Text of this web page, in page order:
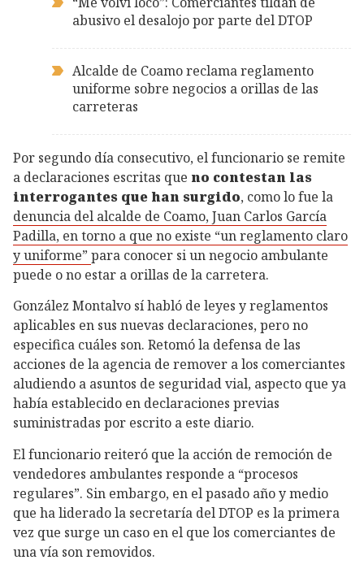
abusivo el desalojo por parte del DTOP
Alcalde de Coamo reclama reglamento
uniforme sobre negocios a orillas de las
carreteras
Por segundo día consecutivo, el funcionario se remite
a declaraciones escritas que no contestan las
interrogantes que han surgido, como lo fue la
denuncia del alcalde de Coamo, Juan Carlos García
Padilla, en torno a que no existe “un reglamento claro
y uniforme”para conocer si un negocio ambulante
puede o no estar a orillas de la carretera.
González Montalvo sí habló de leyes y reglamentos
aplicables en sus nuevas declaraciones, pero no
especifica cuáles son. Retomó la defensa de las
acciones de la agencia de remover a los comerciantes
aludiendo a asuntos de seguridad vial, aspecto que ya
había establecido en declaraciones previas
suministradas por escrito a este diario.
El funcionario reiteró que la acción de remoción de
vendedores ambulantes responde a “procesos
regulares”. Sin embargo, en el pasado año y medio
que ha liderado la secretaría del DTOP es la primera
vez que surge un caso en el que los comerciantes de
una vía son removidos.